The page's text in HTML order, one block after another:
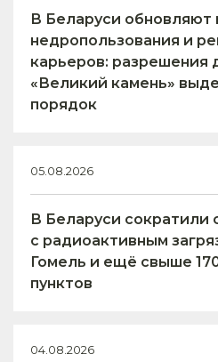
В Беларуси обновляют
недропользования и
карьеров: разрешения
«Великий камень»
порядок
05.08.2026
В Беларуси сократили
с радиоактивным
Гомель и ещё свыше
пунктов
04.08.2026